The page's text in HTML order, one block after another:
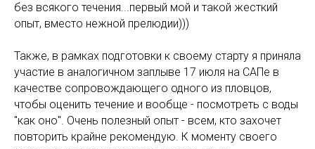
без всякого течения...первый мой и такой жесткий
опыт, вместо нежной прелюдии)))
Также, в рамках подготовки к своему старту я приняла
участие в аналогичном заплыве 17 июля на САПе в
качестве сопровождающего одного из пловцов,
чтобы оценить течение и вообще - посмотреть с воды
"как оно". Очень полезный опыт - всем, кто захочет
повторить крайне рекомендую. К моменту своего